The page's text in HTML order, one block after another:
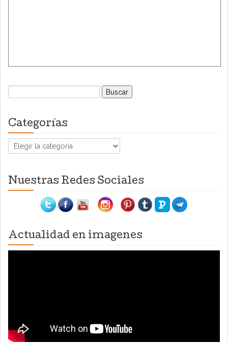
Buscar:
Categorías
Categorías
Nuestras Redes Sociales
Actualidad en imagenes